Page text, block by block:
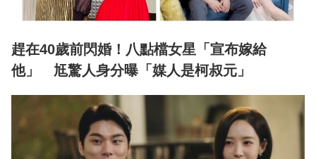
趕在40歲前閃婚！八點檔女星「宣布嫁給
他」 尪驚人身分曝「媒人是柯叔元」